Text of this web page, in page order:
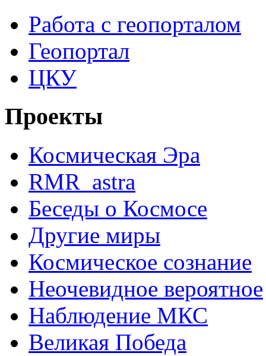
Работа с геопорталом
Геопортал
ЦКУ
Проекты
Космическая Эра
RMR_astra
Беседы о Космосе
Другие миры
Космическое сознание
Неочевидное вероятное
Наблюдение МКС
Великая Победа